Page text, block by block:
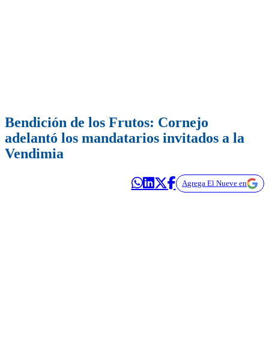
Bendición de los Frutos: Cornejo
adelantó los mandatarios invitados a la
Vendimia
Agrega El Nueve en